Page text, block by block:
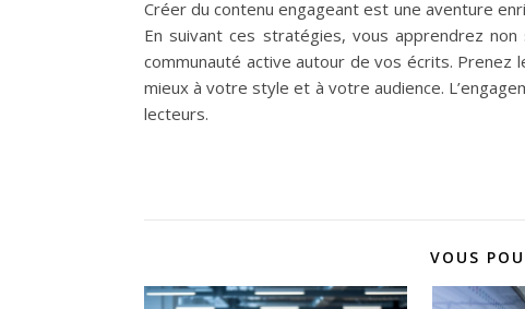
Créer du contenu engageant est une aventure
En suivant ces stratégies, vous apprendrez
communauté active autour de vos écrits.
mieux à votre style et à votre audience.
lecteurs.
VOUS